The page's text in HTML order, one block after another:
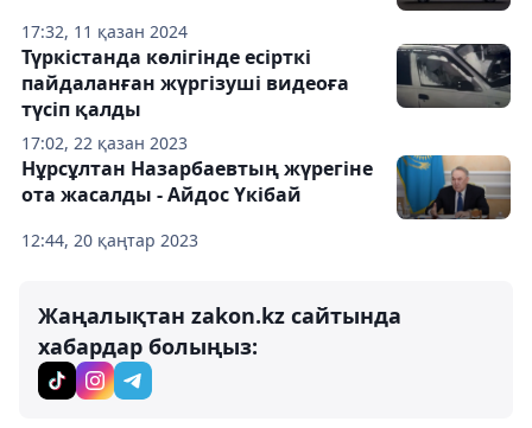
17:32, 11 қазан 2024
17:02, 22 қазан 2023
Түркістанда көлігінде есірткі
пайдаланған жүргізуші видеоға
түсіп қалды
12:44, 20 қаңтар 2023
Нұрсұлтан Назарбаевтың жүрегіне
ота жасалды - Айдос Үкібай
Жаңалықтан zakon.kz сайтында
хабардар болыңыз: